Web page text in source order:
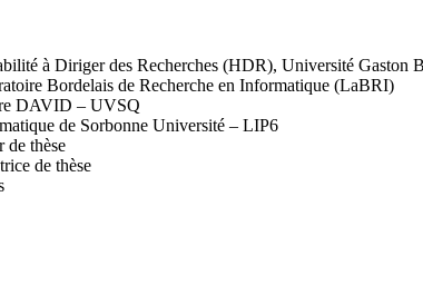
à Diriger des Recherches (HDR), Université Gaston
Bordelais de Recherche en Informatique (LaBRI)
DAVID – UVSQ
de Sorbonne Université – LIP6
thèse
de thèse